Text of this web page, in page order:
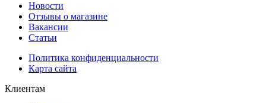
Новости
Отзывы о магазине
Вакансии
Статьи
Политика конфиденциальности
Карта сайта
Клиентам